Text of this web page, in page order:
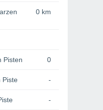
0 km
Pisten 0
Piste -
-